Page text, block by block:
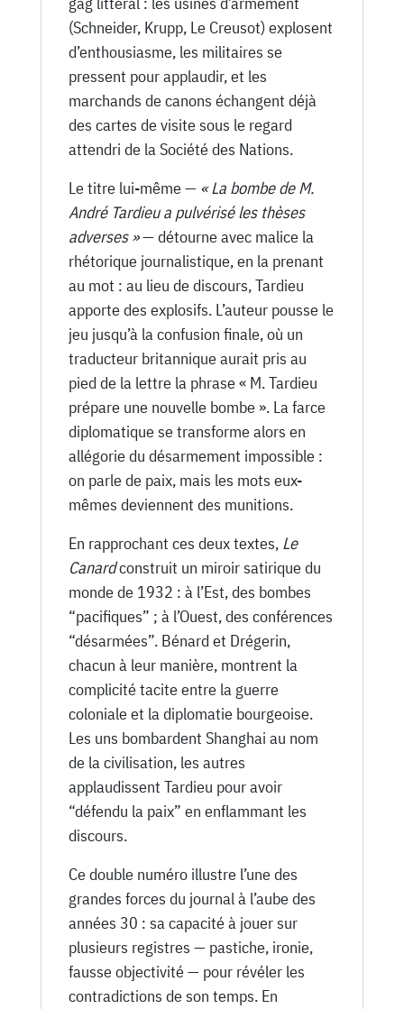
(Schneider, Krupp, Le Creusot) explosent
d’enthousiasme, les militaires se
pressent pour applaudir, et les
marchands de canons échangent déjà
des cartes de visite sous le regard
attendri de la Société des Nations.
Le titre lui-même — « La bombe de M.
André Tardieu a pulvérisé les thèses
adverses »— détourne avec malice la
rhétorique journalistique, en la prenant
au mot : au lieu de discours, Tardieu
apporte des explosifs. L’auteur pousse le
jeu jusqu’à la confusion finale, où un
traducteur britannique aurait pris au
pied de la lettre la phrase « M. Tardieu
prépare une nouvelle bombe ». La farce
diplomatique se transforme alors en
allégorie du désarmement impossible :
on parle de paix, mais les mots eux-
mêmes deviennent des munitions.
En rapprochant ces deux textes, Le
Canardconstruit un miroir satirique du
monde de 1932 : à l’Est, des bombes
“pacifiques” ; à l’Ouest, des conférences
“désarmées”. Bénard et Drégerin,
chacun à leur manière, montrent la
complicité tacite entre la guerre
coloniale et la diplomatie bourgeoise.
Les uns bombardent Shanghai au nom
de la civilisation, les autres
applaudissent Tardieu pour avoir
“défendu la paix” en enflammant les
discours.
Ce double numéro illustre l’une des
grandes forces du journal à l’aube des
années 30 : sa capacité à jouer sur
plusieurs registres — pastiche, ironie,
fausse objectivité — pour révéler les
contradictions de son temps. En